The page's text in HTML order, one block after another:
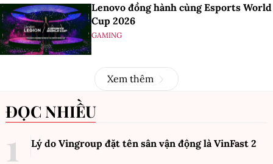
Lenovo đồng hành cùng Esports World
Cup 2026
GAMING
Xem thêm
ĐỌC NHIỀU
Lý do Vingroup đặt tên sân vận động là VinFast 2